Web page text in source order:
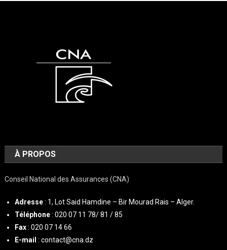
À PROPOS
Conseil National des Assurances (CNA)
Adresse: 1, Lot Said Hamdine – Bir Mourad Rais – Alger.
Téléphone: 020 07 11 78/ 81 / 85
Fax: 020 07 14 66
E-mail : contact@cna.dz